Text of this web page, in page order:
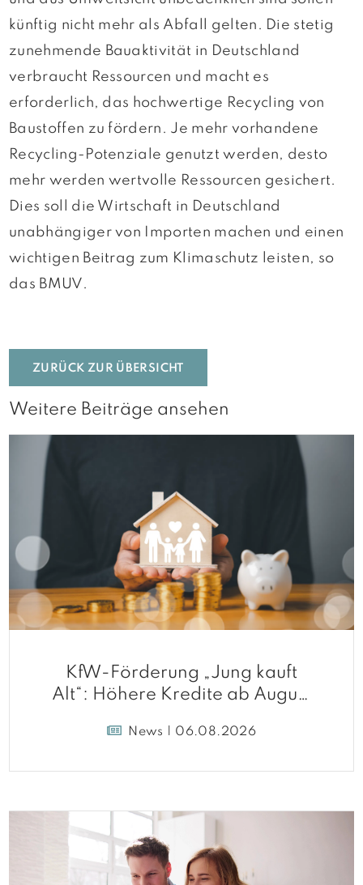
künftig nicht mehr als Abfall gelten. Die stetig
zunehmende Bauaktivität in Deutschland
verbraucht Ressourcen und macht es
erforderlich, das hochwertige Recycling von
Baustoffen zu fördern. Je mehr vorhandene
Recycling-Potenziale genutzt werden, desto
mehr werden wertvolle Ressourcen gesichert.
Dies soll die Wirtschaft in Deutschland
unabhängiger von Importen machen und einen
wichtigen Beitrag zum Klimaschutz leisten, so
das BMUV.
ZURÜCK ZUR ÜBERSICHT
Weitere Beiträge ansehen
KfW-Förderung „Jung kauft
Alt“: Höhere Kredite ab August
News | 06.08.2026